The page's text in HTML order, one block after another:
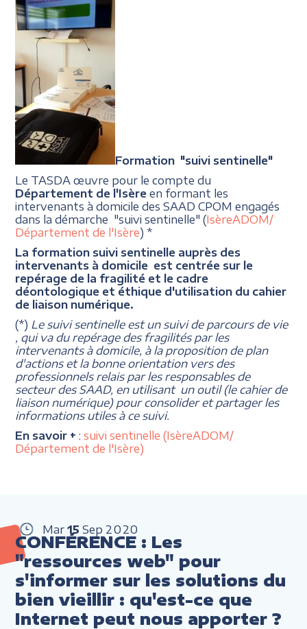
Formation "suivi sentinelle"
Le TASDA œuvre pour le compte du
Département de l'Isère en formant les
intervenants à domicile des SAAD CPOM engagés
dans la démarche "suivi sentinelle" (IsèreADOM/
Département de l'Isère) *
La formation suivi sentinelle auprès des
intervenants à domicile est centrée sur le
repérage de la fragilité et le cadre
déontologique et éthique d'utilisation du cahier
de liaison numérique.
(*) Le suivi sentinelle est un suivi de parcours de vie
, qui va du repérage des fragilités par les
intervenants à domicile, à la proposition de plan
d'actions et la bonne orientation vers des
professionnels relais par les responsables de
secteur des SAAD, en utilisant un outil (le cahier de
liaison numérique) pour consolider et partager les
informations utiles à ce suivi.
En savoir + : suivi sentinelle (IsèreADOM/
Département de l'Isère)
Mar 15 Sep 2020
CONFÉRENCE : Les
"ressources web" pour
s'informer sur les solutions du
bien vieillir : qu'est-ce que
Internet peut nous apporter ?